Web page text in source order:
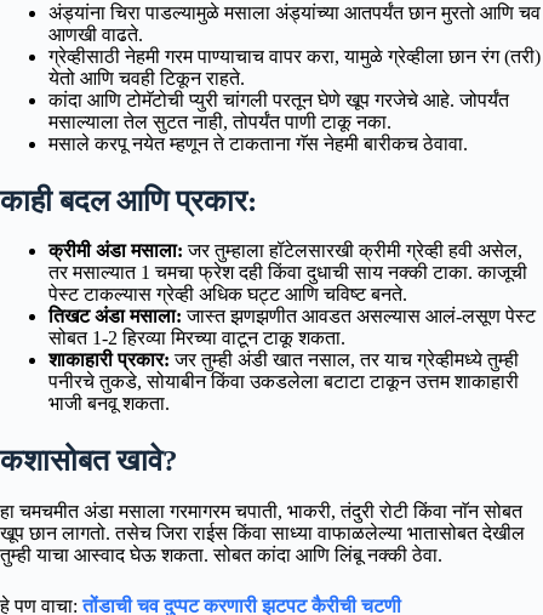
अंड्यांना चिरा पाडल्यामुळे मसाला अंड्यांच्या आतपर्यंत छान मुरतो आणि चव
आणखी वाढते.
ग्रेव्हीसाठी नेहमी गरम पाण्याचाच वापर करा, यामुळे ग्रेव्हीला छान रंग (तरी)
येतो आणि चवही टिकून राहते.
कांदा आणि टोमॅटोची प्युरी चांगली परतून घेणे खूप गरजेचे आहे. जोपर्यंत
मसाल्याला तेल सुटत नाही, तोपर्यंत पाणी टाकू नका.
मसाले करपू नयेत म्हणून ते टाकताना गॅस नेहमी बारीकच ठेवावा.
काही बदल आणि प्रकार:
क्रीमी अंडा मसाला: जर तुम्हाला हॉटेलसारखी क्रीमी ग्रेव्ही हवी असेल,
तर मसाल्यात 1 चमचा फ्रेश दही किंवा दुधाची साय नक्की टाका. काजूची
पेस्ट टाकल्यास ग्रेव्ही अधिक घट्ट आणि चविष्ट बनते.
तिखट अंडा मसाला: जास्त झणझणीत आवडत असल्यास आलं-लसूण पेस्ट
सोबत 1-2 हिरव्या मिरच्या वाटून टाकू शकता.
शाकाहारी प्रकार: जर तुम्ही अंडी खात नसाल, तर याच ग्रेव्हीमध्ये तुम्ही
पनीरचे तुकडे, सोयाबीन किंवा उकडलेला बटाटा टाकून उत्तम शाकाहारी
भाजी बनवू शकता.
कशासोबत खावे?
हा चमचमीत अंडा मसाला गरमागरम चपाती, भाकरी, तंदुरी रोटी किंवा नाॅन सोबत
खूप छान लागतो. तसेच जिरा राईस किंवा साध्या वाफाळलेल्या भातासोबत देखील
तुम्ही याचा आस्वाद घेऊ शकता. सोबत कांदा आणि लिंबू नक्की ठेवा.
हे पण वाचा:तोंडाची चव दुप्पट करणारी झटपट कैरीची चटणी